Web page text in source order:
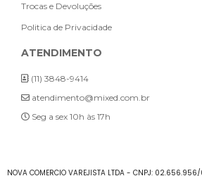
Trocas e Devoluções
Politica de Privacidade
ATENDIMENTO
(11) 3848-9414
atendimento@mixed.com.br
Seg a sex 10h às 17h
NOVA COMERCIO VAREJISTA LTDA - CNPJ: